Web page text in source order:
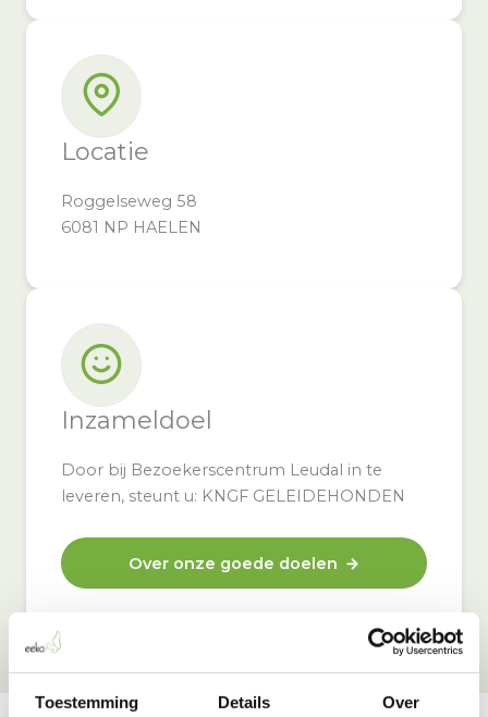
Toestemming Details Over
Locatie
Roggelseweg 58
6081 NP HAELEN
Inzameldoel
Door bij Bezoekerscentrum Leudal in te
leveren, steunt u: KNGF GELEIDEHONDEN
Over onze goede doelen